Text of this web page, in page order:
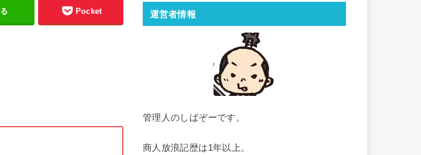
Pocket 運営者情報
管理人のしばぞーです。
商人放浪記歴は1年以上。